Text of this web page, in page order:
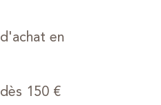
en
150 €